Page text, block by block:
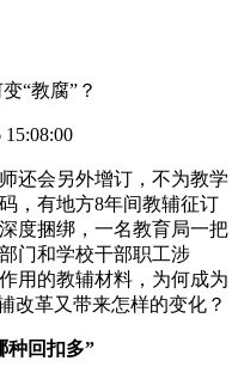
“教腐”？
15:08:00
会另外增订，不为教学
，有地方8年间教辅征订
度捆绑，一名教育局一把
门和学校干部职工涉
用的教辅材料，为何成为
改革又带来怎样的变化？
种回扣多”